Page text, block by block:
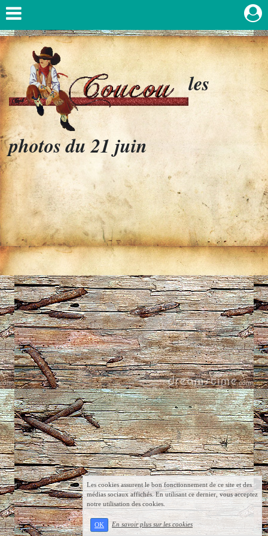
les
photos du 21 juin
Les cookies assurent le bon fonctionnement de ce site et des
médias sociaux affichés. En utilisant ce dernier, vous acceptez
notre utilisation des cookies.
OK En savoir plus sur les cookies